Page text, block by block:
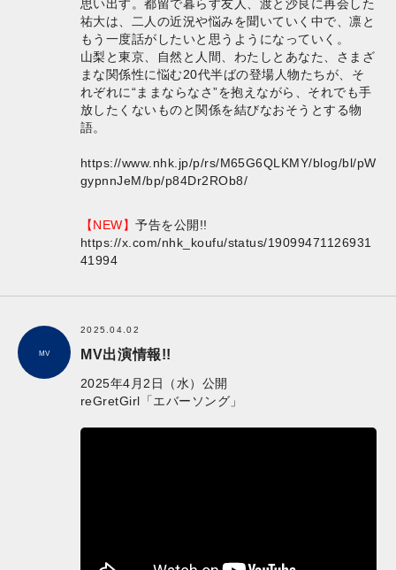
思い出す。都留で暮らす友人、渡と沙良に再会した
祐大は、二人の近況や悩みを聞いていく中で、凛と
もう一度話がしたいと思うようになっていく。
山梨と東京、自然と人間、わたしとあなた、さまざ
まな関係性に悩む20代半ばの登場人物たちが、そ
れぞれに“ままならなさ”を抱えながら、それでも手
放したくないものと関係を結びなおそうとする物
語。
https://www.nhk.jp/p/rs/M65G6QLKMY/blog/bl/pW
gypnnJeM/bp/p84Dr2ROb8/
【NEW】予告を公開!!
https://x.com/nhk_koufu/status/19099471126931
41994
MV
2025.04.02
MV出演情報!!
2025年4月2日（水）公開
reGretGirl「エバーソング」